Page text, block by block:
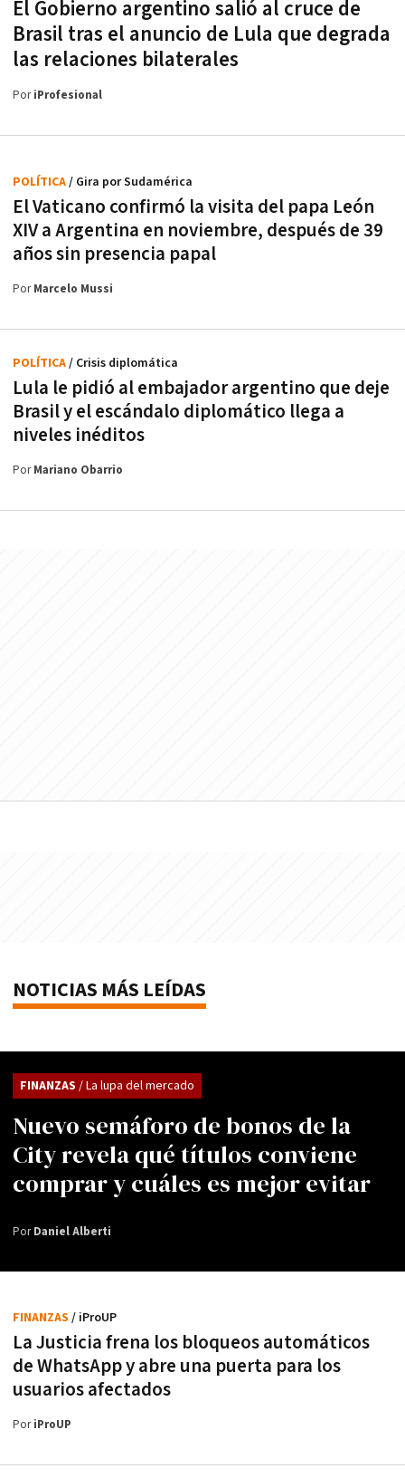
El Gobierno argentino salió al cruce de
Brasil tras el anuncio de Lula que degrada
las relaciones bilaterales
PoriProfesional
El Vaticano confirmó la visita del papa León
XIV a Argentina en noviembre, después de 39
años sin presencia papal
POLÍTICA/ Gira por Sudamérica
PorMarcelo Mussi
Lula le pidió al embajador argentino que deje
Brasil y el escándalo diplomático llega a
niveles inéditos
POLÍTICA/ Crisis diplomática
PorMariano Obarrio
NOTICIAS MÁS LEÍDAS
Nuevo semáforo de bonos de la
City revela qué títulos conviene
comprar y cuáles es mejor evitar
FINANZAS / La lupa del mercado
PorDaniel Alberti
La Justicia frena los bloqueos automáticos
de WhatsApp y abre una puerta para los
usuarios afectados
FINANZAS / iProUP
PoriProUP